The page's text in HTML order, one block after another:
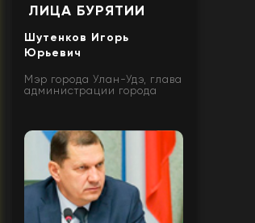
ЛИЦА БУРЯТИИ
Шутенков Игорь
Юрьевич
Мэр города Улан-Удэ, глава
администрации города